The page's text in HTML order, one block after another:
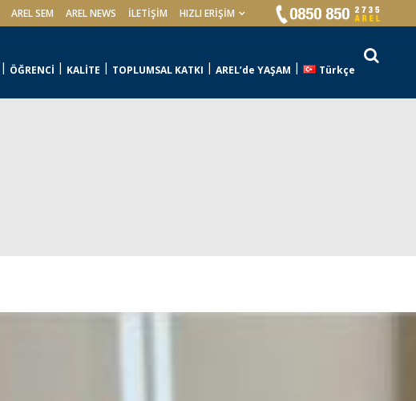
AREL SEM AREL NEWS İLETIŞIM HIZLI ERİŞİM
ÖĞRENCİ KALİTE TOPLUMSAL KATKI AREL’de YAŞAM Türkçe